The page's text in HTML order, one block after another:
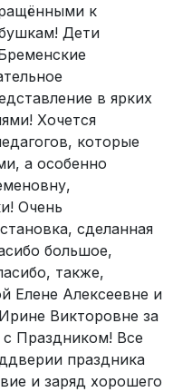
к
Дети
в ярких
Хочется
которые
а особенно
Очень
сделанная
большое,
также,
Елене Алексеевне и
Викторовне за
с Праздником! Все
праздника
и заряд хорошего